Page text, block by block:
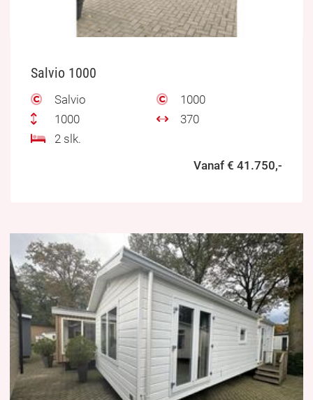
Salvio 1000
Salvio
1000
1000
370
2 slk.
Vanaf € 41.750,-